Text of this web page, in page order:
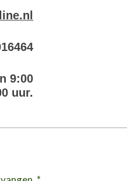
9:00
uur.